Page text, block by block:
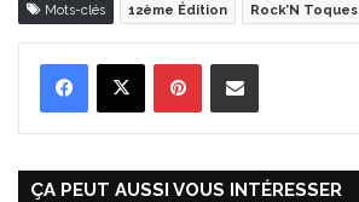
Mots-clés 12ème Édition Rock’N Toques
ÇA PEUT AUSSI VOUS INTÉRESSER